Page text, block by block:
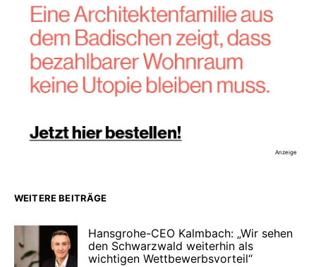
Anzeige
WEITERE BEITRÄGE
Hansgrohe-CEO Kalmbach: „Wir sehen
den Schwarzwald weiterhin als
wichtigen Wettbewerbsvorteil“